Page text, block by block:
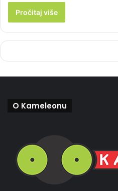
Pročitaj više
O Kameleonu